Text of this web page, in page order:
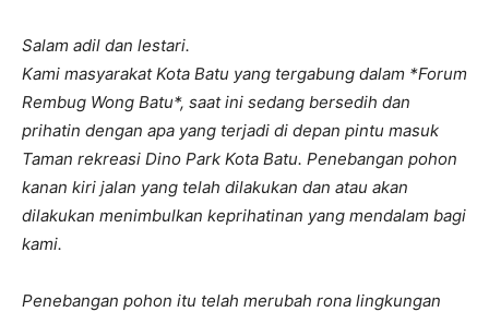
Salam adil dan lestari.
Kami masyarakat Kota Batu yang tergabung dalam *Forum
Rembug Wong Batu*, saat ini sedang bersedih dan
prihatin dengan apa yang terjadi di depan pintu masuk
Taman rekreasi Dino Park Kota Batu. Penebangan pohon
kanan kiri jalan yang telah dilakukan dan atau akan
dilakukan menimbulkan keprihatinan yang mendalam bagi
kami.
Penebangan pohon itu telah merubah rona lingkungan